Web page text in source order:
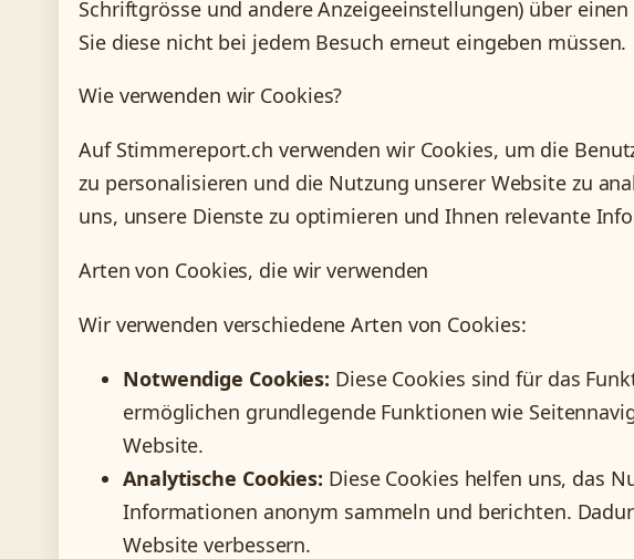
Schriftgrösse und andere Anzeigeeinstellungen) über
Sie diese nicht bei jedem Besuch erneut eingeben müssen.
Wie verwenden wir Cookies?
Auf Stimmereport.ch verwenden wir Cookies, um die
zu personalisieren und die Nutzung unserer Website zu
uns, unsere Dienste zu optimieren und Ihnen relevante
Arten von Cookies, die wir verwenden
Wir verwenden verschiedene Arten von Cookies:
Notwendige Cookies: Diese Cookies sind für das
ermöglichen grundlegende Funktionen wie
Website.
Analytische Cookies: Diese Cookies helfen uns, das
Informationen anonym sammeln und berichten.
Website verbessern.